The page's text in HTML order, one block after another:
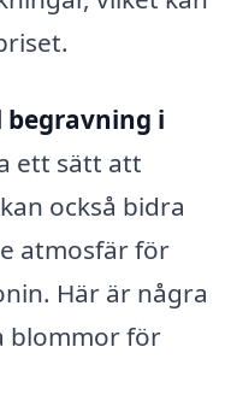
i
ett sätt att
också bidra
atmosfär för
Här är några
blommor för